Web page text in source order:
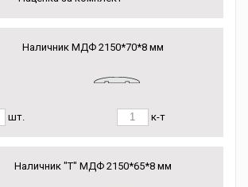
Наличник МДФ 2150*70*8 мм
шт. к-т
Наличник "Т" МДФ 2150*65*8 мм